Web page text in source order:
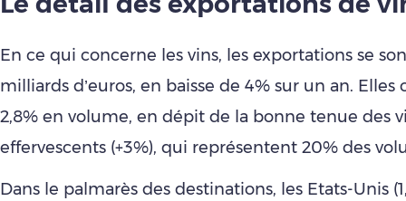
En ce qui concerne les vins, les exportations se
milliards d’euros, en baisse de 4% sur un an.
2,8% en volume, en dépit de la bonne tenue des
effervescents (+3%), qui représentent 20% des
Dans le palmarès des destinations, les Etats-Unis